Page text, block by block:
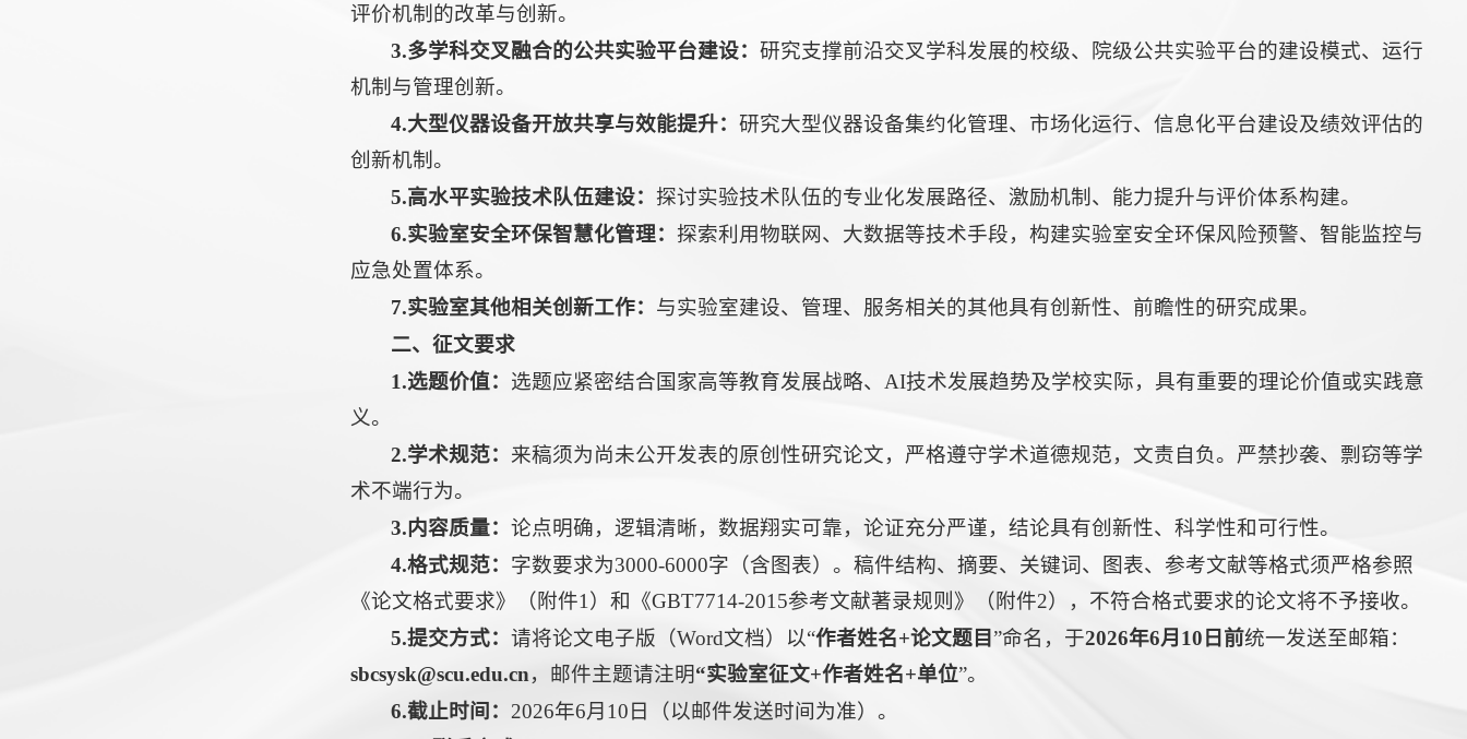
评价机制的改革与创新。
3.多学科交叉融合的公共实验平台建设： 研究支撑前沿交叉学科发展的校级、院级公共实验平台的建设模式、运行
机制与管理创新。
4.大型仪器设备开放共享与效能提升： 研究大型仪器设备集约化管理、市场化运行、信息化平台建设及绩效评估的
创新机制。
5.高水平实验技术队伍建设： 探讨实验技术队伍的专业化发展路径、激励机制、能力提升与评价体系构建。
6.实验室安全环保智慧化管理： 探索利用物联网、大数据等技术手段，构建实验室安全环保风险预警、智能监控与
应急处置体系。
7.实验室其他相关创新工作： 与实验室建设、管理、服务相关的其他具有创新性、前瞻性的研究成果。
二、征文要求
1.选题价值： 选题应紧密结合国家高等教育发展战略、AI技术发展趋势及学校实际，具有重要的理论价值或实践意
义。
2.学术规范： 来稿须为尚未公开发表的原创性研究论文，严格遵守学术道德规范，文责自负。严禁抄袭、剽窃等学
术不端行为。
3.内容质量： 论点明确，逻辑清晰，数据翔实可靠，论证充分严谨，结论具有创新性、科学性和可行性。
4.格式规范： 字数要求为3000-6000字（含图表）。稿件结构、摘要、关键词、图表、参考文献等格式须严格参照
《论文格式要求》（附件1）和《GBT7714-2015参考文献著录规则》（附件2），不符合格式要求的论文将不予接收。
5.提交方式： 请将论文电子版（Word文档）以“作者姓名+论文题目”命名，于2026年6月 10日前统一发送至邮箱：
sbcsysk@scu.edu.cn，邮件主题请注明“实验室征文+作者姓名+单位”。
6.截止时间： 2026年6月10日（以邮件发送时间为准）。